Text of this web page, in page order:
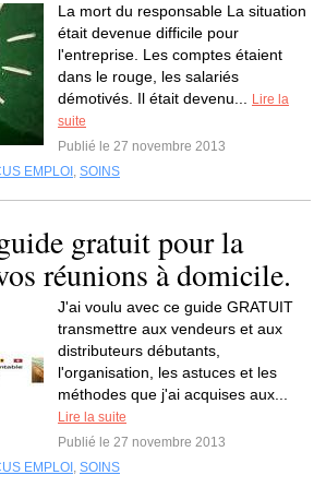
La mort du responsable La situation
était devenue difficile pour
l'entreprise. Les comptes étaient
dans le rouge, les salariés
démotivés. Il était devenu...
Lire la
suite
Publié le 27 novembre 2013
EMPLOI , SOINS
gratuit pour la
réunions à domicile.
J'ai voulu avec ce guide GRATUIT
transmettre aux vendeurs et aux
distributeurs débutants,
l'organisation, les astuces et les
méthodes que j'ai acquises aux...
Lire la suite
Publié le 27 novembre 2013
EMPLOI , SOINS